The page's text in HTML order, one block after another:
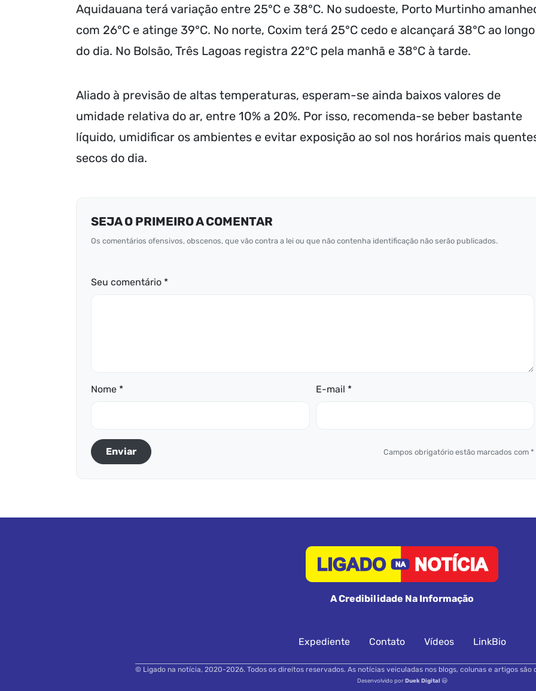
Aquidauana terá variação entre 25°C e 38°C. No sudoeste, Porto Murtinho
com 26°C e atinge 39°C. No norte, Coxim terá 25°C cedo e alcançará 38°C ao longo
do dia. No Bolsão, Três Lagoas registra 22°C pela manhã e 38°C à tarde.
Aliado à previsão de altas temperaturas, esperam-se ainda baixos valores de
umidade relativa do ar, entre 10% a 20%. Por isso, recomenda-se beber bastante
líquido, umidificar os ambientes e evitar exposição ao sol nos horários mais
secos do dia.
SEJA O PRIMEIRO A COMENTAR
Os comentários ofensivos, obscenos, que vão contra a lei ou que não contenha identificação não serão publicados.
Seu comentário *
Nome * E-mail *
Enviar Campos obrigatório estão marcados com *
A Credibilidade Na Informação
Expediente Contato Vídeos LinkBio
© Ligado na notícia, 2020-2026. Todos os direitos reservados. As notícias veiculadas nos blogs, colunas e artigos são
Desenvolvido porDuek Digital😃